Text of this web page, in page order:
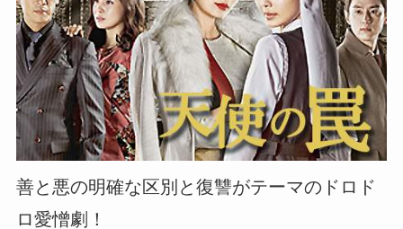
善と悪の明確な区別と復讐がテーマのドロド
ロ愛憎劇！